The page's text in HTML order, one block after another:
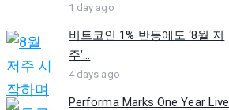
1 day ago
비트코인 1% 반등에도 ‘8월 저
주’...
4 days ago
Performa Marks One Year Live